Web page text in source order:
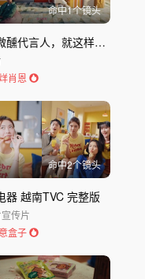
命中1个镜头
天选微醺代言人，就这样找到了
肖恩
命中2个镜头
器 越南TVC 完整版
宣传片
盒子